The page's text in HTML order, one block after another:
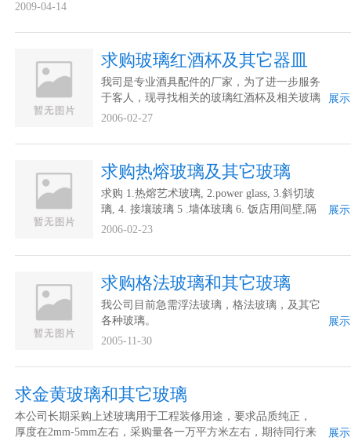
2009-04-14
求购玻璃红酒杯及其它器皿
我司是专业酒具配件的厂家，为了进一步服务
于客人，现寻找相关的玻璃红酒杯及相关玻璃
器皿合作厂家进行联系。谢谢。
展
2006-02-27
求购热熔玻璃及其它玻璃
求购 1.热熔艺术玻璃, 2.power glass, 3.斜切玻
璃, 4. 接壤玻璃 5 .墙体玻璃 6. 饭店用间壁,隔
墙,间隔玻璃
展
2006-02-23
求购格法玻璃和其它玻璃
我公司目前急需浮法玻璃，格法玻璃，及其它
各种玻璃。
展
2005-11-30
求金黄玻璃和其它玻璃
本公司长期采购上述玻璃用于工程装修用途，要求品质纯正，
厚度在2mm-5mm左右，采购量各一万平方米左右，期待同行来
展